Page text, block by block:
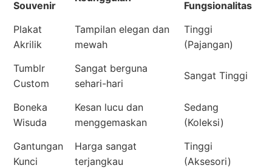
Souvenir
Fungsionalitas
Plakat
Akrilik
Tampilan elegan dan
mewah
Tinggi
(Pajangan)
Tumblr
Custom
Sangat berguna
sehari-hari
Sangat Tinggi
Boneka
Wisuda
Kesan lucu dan
menggemaskan
Sedang
(Koleksi)
Gantungan
Kunci
Harga sangat
terjangkau
Tinggi
(Aksesori)